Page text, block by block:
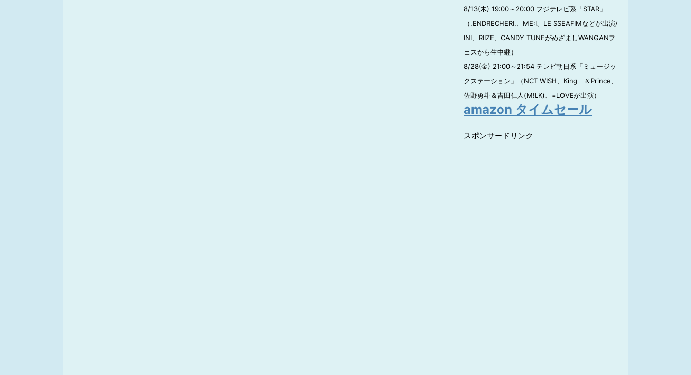
8/13(木) 19:00～20:00 フジテレビ系「STAR」
（.ENDRECHERI.、ME:I、LE SSEAFIMなどが出演/
INI、RIIZE、CANDY TUNEがめざましWANGANフ
ェスから生中継）
8/28(金) 21:00～21:54 テレビ朝日系「ミュージッ
クステーション」（NCT WISH、King ＆Prince、
佐野勇斗＆吉田仁人(M!LK)、=LOVEが出演）
amazon タイムセール
スポンサードリンク